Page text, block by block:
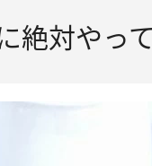
絶対やっ